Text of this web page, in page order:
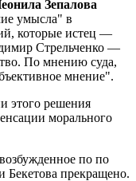
Зепалова
умысла" в
которые истец —
Стрельченко —
По мнению суда,
мнение".
этого решения
морального
по по
прекращено.